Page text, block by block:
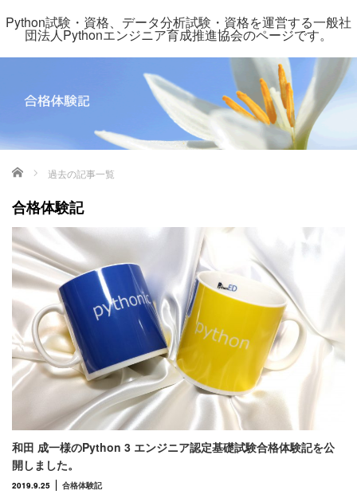
Python試験・資格、データ分析試験・資格を運営する一般社
団法人Pythonエンジニア育成推進協会のページです。
ホーム 過去の記事一覧
合格体験記
和田 成一様のPython 3 エンジニア認定基礎試験合格体験記を公
開しました。
2019.9.25 合格体験記